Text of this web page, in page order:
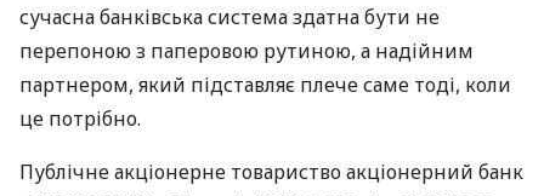
сучасна банківська система здатна бути не
перепоною з паперовою рутиною, а надійним
партнером, який підставляє плече саме тоді, коли
це потрібно.
Публічне акціонерне товариство акціонерний банк